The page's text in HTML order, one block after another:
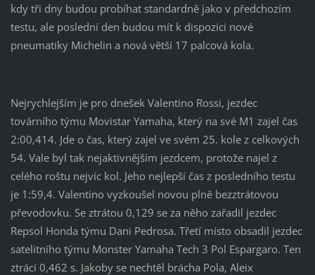
kdy tři dny budou probíhat standardně jako v předchozím
testu, ale poslední den budou mít k dispozici nové
pneumatiky Michelin a nová větší 17 palcová kola.
Nejrychlejším je pro dnešek Valentino Rossi, jezdec
továrního týmu Movistar Yamaha, který na své M1 zajel čas
2:00,414. Jde o čas, který zajel ve svém 25. kole z celkových
54. Vale byl tak nejaktivnějším jezdcem, protože najel z
celého roštu nejvíc kol. Jeho nejlepší čas z posledního testu
je 1:59,4. Valentino vyzkoušel novou plně bezztrátovou
převodovku. Se ztrátou 0,129 se za něho zařadil jezdec
Repsol Honda týmu Dani Pedrosa. Třetí místo obsadil jezdec
satelitního týmu Monster Yamaha Tech 3 Pol Espargaro. Ten
ztrácí 0,462 s. Jakoby se nechtěl brácha Pola, Aleix